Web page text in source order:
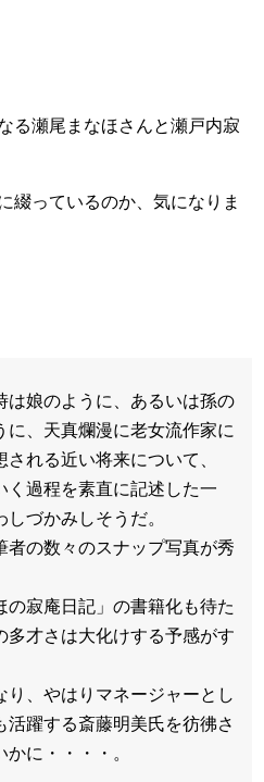
る瀬尾まなほさんと瀬戸内寂
綴っているのか、気になりま
は娘のように、あるいは孫の
に、天真爛漫に老女流作家に
れる近い将来について、
く過程を素直に記述した一
づかみしそうだ。
者の数々のスナップ写真が秀
寂庵日記」の書籍化も待た
多才さは大化けする予感がす
、やはりマネージャーとし
躍する斎藤明美氏を彷彿さ
に・・・・。